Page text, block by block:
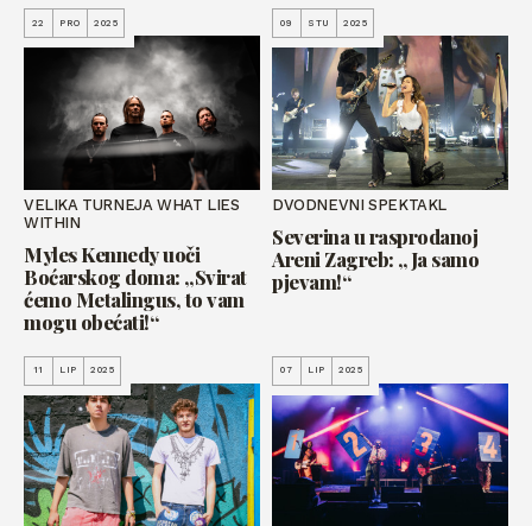
22 PRO 2025
VELIKA TURNEJA WHAT LIES
WITHIN
Myles Kennedy uoči
Boćarskog doma: „Svirat
ćemo Metalingus, to vam
mogu obećati!“
09 STU 2025
DVODNEVNI SPEKTAKL
Severina u rasprodanoj
Areni Zagreb: „Ja samo
pjevam!“
11 LIP 2025 07 LIP 2025